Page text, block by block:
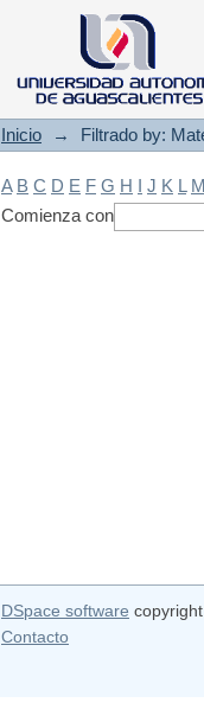
Filtrado by:
Inicio → Filtrado by:
A B C D E F G H I J K L M
Comienza con
DSpace software
Contacto